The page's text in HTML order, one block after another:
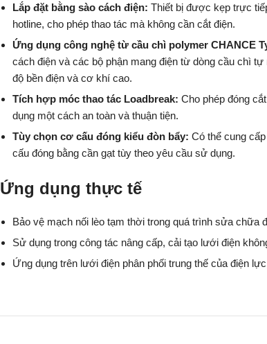
Lắp đặt bằng sào cách điện: Thiết bị được kẹp trực
hotline, cho phép thao tác mà không cần cắt điện.
Ứng dụng công nghệ từ cầu chì polymer CHANCE
cách điện và các bộ phận mang điện từ dòng cầu chì
độ bền điện và cơ khí cao.
Tích hợp móc thao tác Loadbreak: Cho phép đóng
dụng một cách an toàn và thuận tiện.
Tùy chọn cơ cấu đóng kiểu đòn bẩy: Có thể cung
cấu đóng bằng cần gạt tùy theo yêu cầu sử dụng.
Ứng dụng thực tế
Bảo vệ mạch nối lèo tạm thời trong quá trình sửa chữa
Sử dụng trong công tác nâng cấp, cải tạo lưới điện
Ứng dụng trên lưới điện phân phối trung thế của điện